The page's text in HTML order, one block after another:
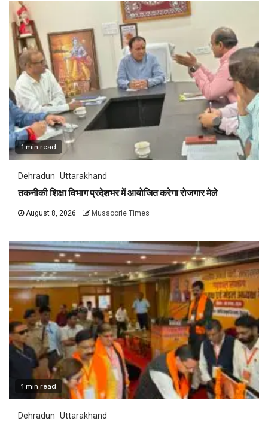
1 min read
Dehradun Uttarakhand
तकनीकी शिक्षा विभाग प्रदेशभर में आयोजित करेगा रोजगार मेले
August 8, 2026 Mussoorie Times
1 min read
Dehradun Uttarakhand